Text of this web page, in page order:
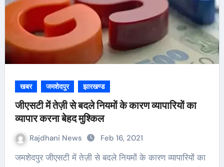
खबर जमशेदपुर झारखण्ड
जीएसटी में तेज़ी से बदले नियमों के कारण व्यापारियों का
व्यापार करना बेहद मुश्किल
Rajdhani News Feb 16, 2021
जमशेदपुर जीएसटी में तेज़ी से बदले नियमों के कारण व्यापारियों का